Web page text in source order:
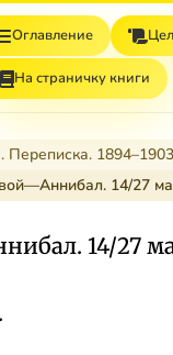
Оглавление
На страничку книги
1894–1903
14/27
14/27